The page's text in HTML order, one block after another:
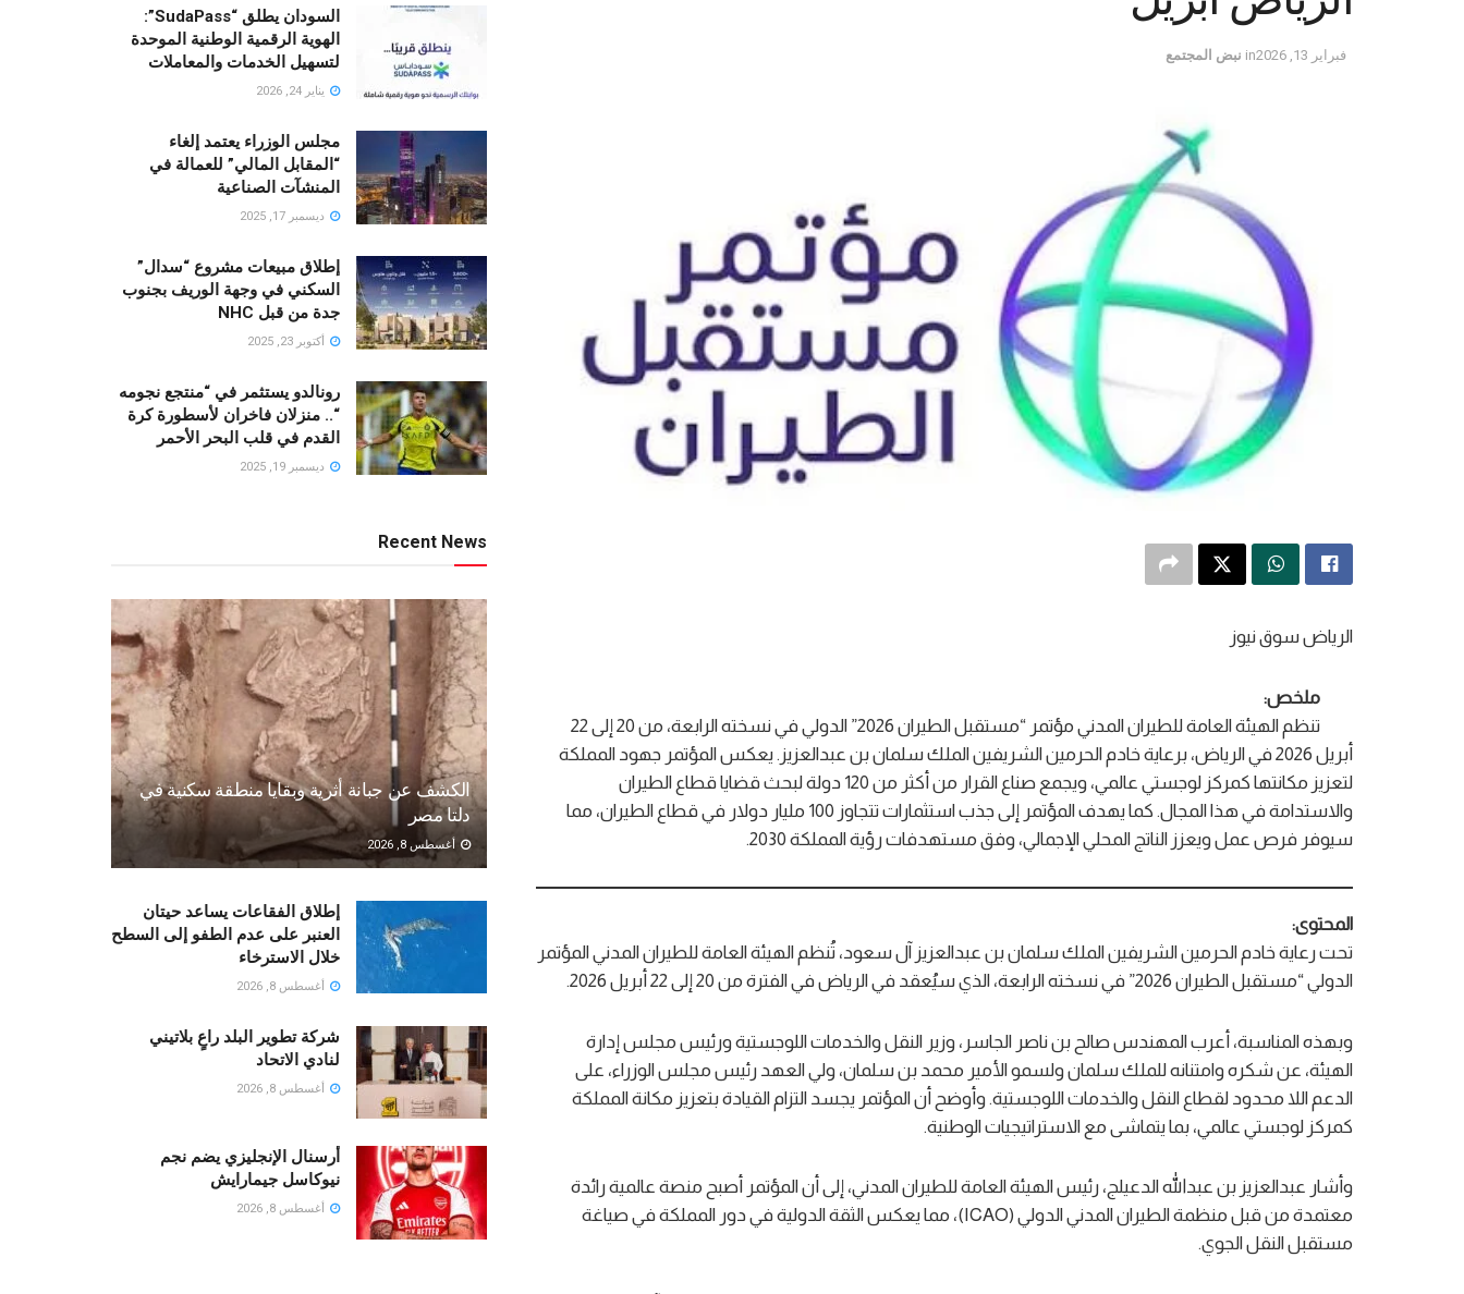
فبراير 13, 2026 in نبض المجتمع
الرياض سوق نيوز
ملخص:
تنظم الهيئة العامة للطيران المدني مؤتمر “مستقبل الطيران 2026” الدولي في نسخته الرابعة، من 20 إلى 22
أبريل 2026 في الرياض، برعاية خادم الحرمين الشريفين الملك سلمان بن عبدالعزيز. يعكس المؤتمر جهود المملكة
لتعزيز مكانتها كمركز لوجستي عالمي، ويجمع صناع القرار من أكثر من 120 دولة لبحث قضايا قطاع الطيران
والاستدامة في هذا المجال. كما يهدف المؤتمر إلى جذب استثمارات تتجاوز 100 مليار دولار في قطاع الطيران، مما
سيوفر فرص عمل ويعزز الناتج المحلي الإجمالي، وفق مستهدفات رؤية المملكة 2030.
المحتوى:
تحت رعاية خادم الحرمين الشريفين الملك سلمان بن عبدالعزيز آل سعود، تُنظم الهيئة العامة للطيران المدني المؤتمر
الدولي “مستقبل الطيران 2026” في نسخته الرابعة، الذي سيُعقد في الرياض في الفترة من 20 إلى 22 أبريل 2026.
وبهذه المناسبة، أعرب المهندس صالح بن ناصر الجاسر، وزير النقل والخدمات اللوجستية ورئيس مجلس إدارة
الهيئة، عن شكره وامتنانه للملك سلمان ولسمو الأمير محمد بن سلمان، ولي العهد رئيس مجلس الوزراء، على
الدعم اللا محدود لقطاع النقل والخدمات اللوجستية. وأوضح أن المؤتمر يجسد التزام القيادة بتعزيز مكانة المملكة
كمركز لوجستي عالمي، بما يتماشى مع الاستراتيجيات الوطنية.
وأشار عبدالعزيز بن عبدالله الدعيلج، رئيس الهيئة العامة للطيران المدني، إلى أن المؤتمر أصبح منصة عالمية رائدة
معتمدة من قبل منظمة الطيران المدني الدولي (ICAO)، مما يعكس الثقة الدولية في دور المملكة في صياغة
مستقبل النقل الجوي.
السودان يطلق “SudaPass”:
الهوية الرقمية الوطنية الموحدة
لتسهيل الخدمات والمعاملات
يناير 24, 2026
مجلس الوزراء يعتمد إلغاء
“المقابل المالي” للعمالة في
المنشآت الصناعية
ديسمبر 17, 2025
إطلاق مبيعات مشروع “سدال”
السكني في وجهة الوريف بجنوب
جدة من قبل NHC
أكتوبر 23, 2025
رونالدو يستثمر في “منتجع نجومه
“.. منزلان فاخران لأسطورة كرة
القدم في قلب البحر الأحمر
ديسمبر 19, 2025
Recent News
الكشف عن جبانة أثرية وبقايا منطقة سكنية في
دلتا مصر
أغسطس 8, 2026
إطلاق الفقاعات يساعد حيتان
العنبر على عدم الطفو إلى السطح
خلال الاسترخاء
أغسطس 8, 2026
شركة تطوير البلد راعٍ بلاتيني
لنادي الاتحاد
أغسطس 8, 2026
أرسنال الإنجليزي يضم نجم
نيوكاسل جيمارايش
أغسطس 8, 2026